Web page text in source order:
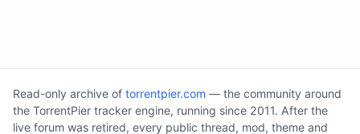
Read-only archive of torrentpier.com — the community around
the TorrentPier tracker engine, running since 2011. After the
live forum was retired, every public thread, mod, theme and